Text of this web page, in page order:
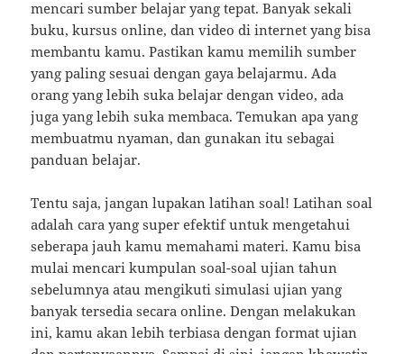
mencari sumber belajar yang tepat. Banyak sekali
buku, kursus online, dan video di internet yang bisa
membantu kamu. Pastikan kamu memilih sumber
yang paling sesuai dengan gaya belajarmu. Ada
orang yang lebih suka belajar dengan video, ada
juga yang lebih suka membaca. Temukan apa yang
membuatmu nyaman, dan gunakan itu sebagai
panduan belajar.
Tentu saja, jangan lupakan latihan soal! Latihan soal
adalah cara yang super efektif untuk mengetahui
seberapa jauh kamu memahami materi. Kamu bisa
mulai mencari kumpulan soal-soal ujian tahun
sebelumnya atau mengikuti simulasi ujian yang
banyak tersedia secara online. Dengan melakukan
ini, kamu akan lebih terbiasa dengan format ujian